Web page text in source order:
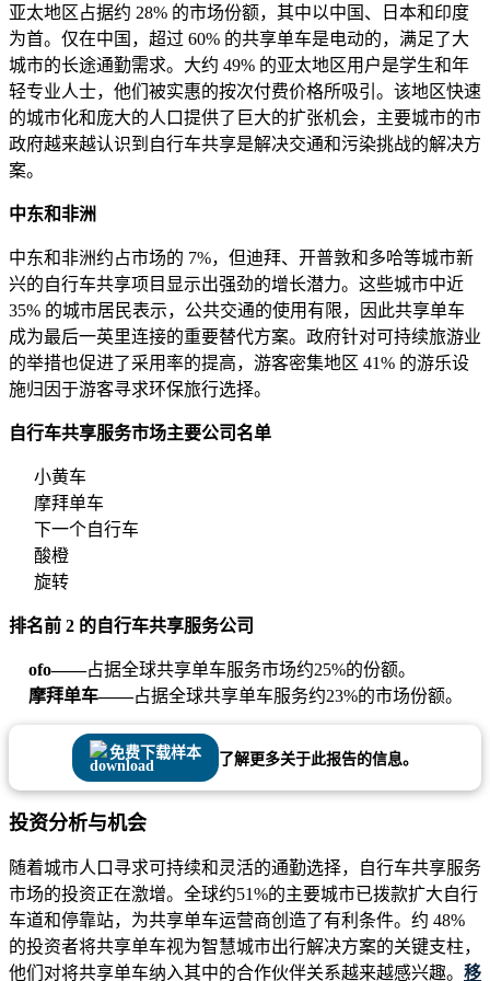
亚太地区占据约 28% 的市场份额，其中以中国、日本和印度
为首。仅在中国，超过 60% 的共享单车是电动的，满足了大
城市的长途通勤需求。大约 49% 的亚太地区用户是学生和年
轻专业人士，他们被实惠的按次付费价格所吸引。该地区快速
的城市化和庞大的人口提供了巨大的扩张机会，主要城市的市
政府越来越认识到自行车共享是解决交通和污染挑战的解决方
案。
中东和非洲
中东和非洲约占市场的 7%，但迪拜、开普敦和多哈等城市新
兴的自行车共享项目显示出强劲的增长潜力。这些城市中近
35% 的城市居民表示，公共交通的使用有限，因此共享单车
成为最后一英里连接的重要替代方案。政府针对可持续旅游业
的举措也促进了采用率的提高，游客密集地区 41% 的游乐设
施归因于游客寻求环保旅行选择。
自行车共享服务市场主要公司名单
小黄车
摩拜单车
下一个自行车
酸橙
旋转
排名前 2 的自行车共享服务公司
ofo——占据全球共享单车服务市场约25%的份额。
摩拜单车——占据全球共享单车服务约23%的市场份额。
免费下载样本 了解更多关于此报告的信息。
投资分析与机会
随着城市人口寻求可持续和灵活的通勤选择，自行车共享服务
市场的投资正在激增。全球约51%的主要城市已拨款扩大自行
车道和停靠站，为共享单车运营商创造了有利条件。约 48%
的投资者将共享单车视为智慧城市出行解决方案的关键支柱，
他们对将共享单车纳入其中的合作伙伴关系越来越感兴趣。 移